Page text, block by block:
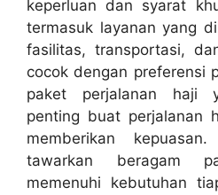
keperluan dan syarat
termasuk layanan yang
fasilitas, transportasi,
cocok dengan preferensi
paket perjalanan haji
penting buat perjalanan
memberikan
tawarkan beragam
memenuhi kebutuhan